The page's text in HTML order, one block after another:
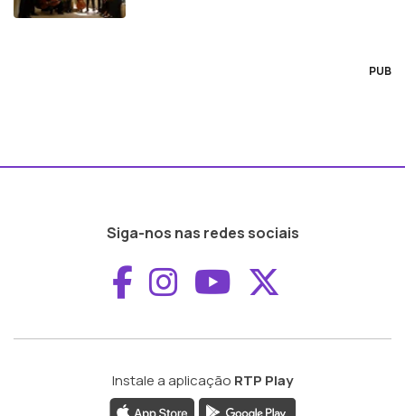
PUB
Siga-nos nas redes sociais
Aceder ao
Aceder ao
Aceder ao
Instale a aplicação RTP Play